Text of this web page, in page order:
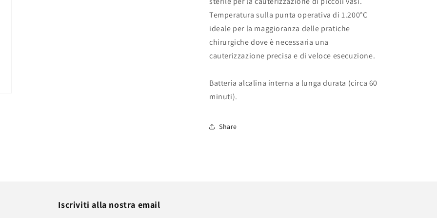
Temperatura sulla punta operativa di 1.200°C
ideale per la maggioranza delle pratiche
chirurgiche dove è necessaria una
cauterizzazione precisa e di veloce esecuzione.
Batteria alcalina interna a lunga durata (circa 60
minuti).
Share
Iscriviti alla nostra email